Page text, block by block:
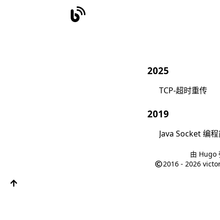
2025
TCP-超时重传
2019
Java Socket 编
由 Hugo
2016 - 2026